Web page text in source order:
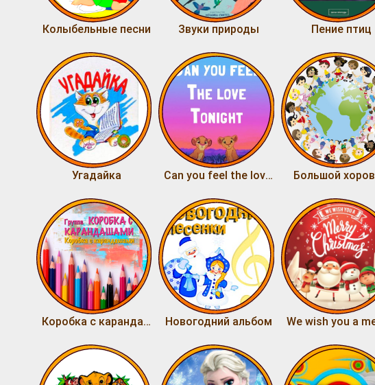
Колыбельные песни Звуки природы Пение птиц
Угадайка Can you feel the love tonight Большой
Коробка с карандашами Новогодний альбом